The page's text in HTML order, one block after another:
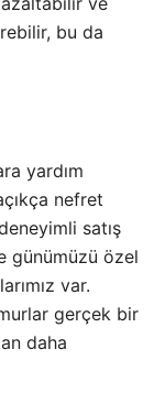
bu da
yardım
nefret
satış
günümüzü özel
var.
gerçek bir
daha